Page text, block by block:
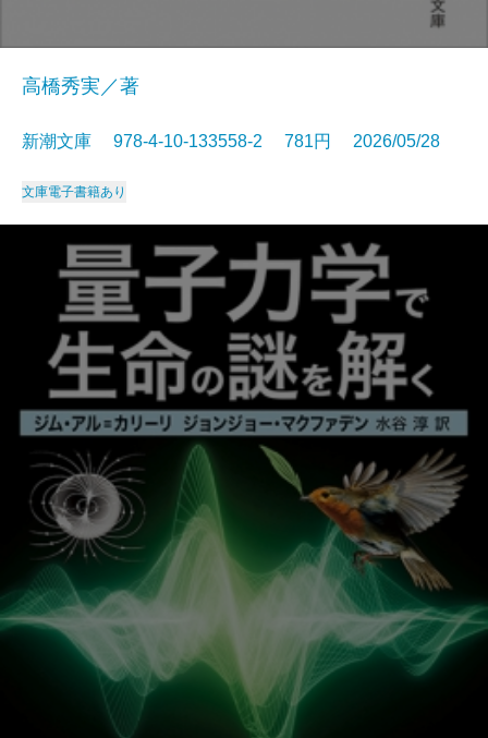
高橋秀実／著
新潮文庫 978-4-10-133558-2 781円 2026/05/28
文庫電子書籍あり